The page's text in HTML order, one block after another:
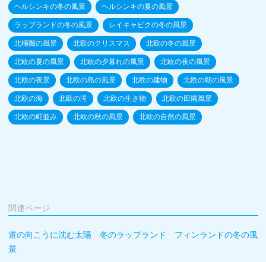
ヘルシンキの冬の風景 ヘルシンキの夏の風景
ラップランドの冬の風景 レイキャビクの冬の風景
北極圏の風景 北欧のクリスマス 北欧の冬の風景
北欧の夏の風景 北欧の夕暮れの風景 北欧の夜の風景
北欧の夜景 北欧の島の風景 北欧の建物 北欧の朝の風景
北欧の海 北欧の滝 北欧の生き物 北欧の田園風景
北欧の町並み 北欧の秋の風景 北欧の自然の風景
関連ページ
道の向こうに沈む太陽 冬のラップランド フィンランドの冬の風
景